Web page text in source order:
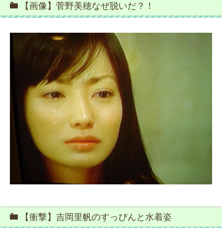
【画像】菅野美穂なぜ脱いだ？！
【衝撃】吉岡里帆のすっぴんと水着姿